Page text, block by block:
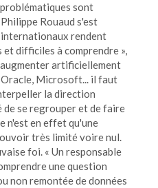
sont
Rouaud s'est
internationaux rendent
difficiles à comprendre »,
artificiellement
Microsoft... il faut
la direction
de se regrouper et de faire
n'est en effet qu'une
très limité voire nul.
foi. « Un responsable
une question
non remontée de données